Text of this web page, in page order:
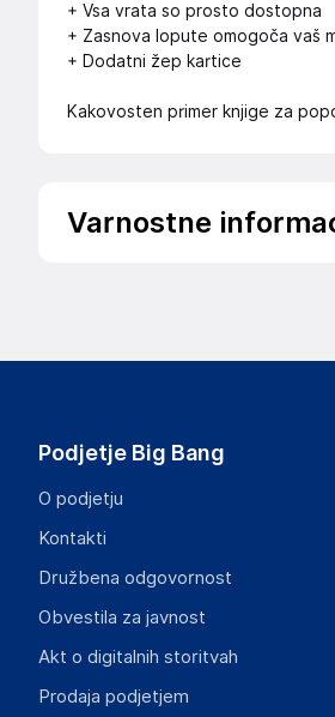
+ Vsa vrata so prosto dostopna
+ Zasnova lopute omogoča vaš
+ Dodatni žep kartice
Kakovosten primer knjige za
Varnostne
Slike o varnosti izdelka
Produktni dokumenti z opozorili
izdelkom.
Podjetje Big Bang
O podjetju
Kontakti
Družbena odgovornost
Obvestila za javnost
Akt o digitalnih storitvah
Prodaja podjetjem